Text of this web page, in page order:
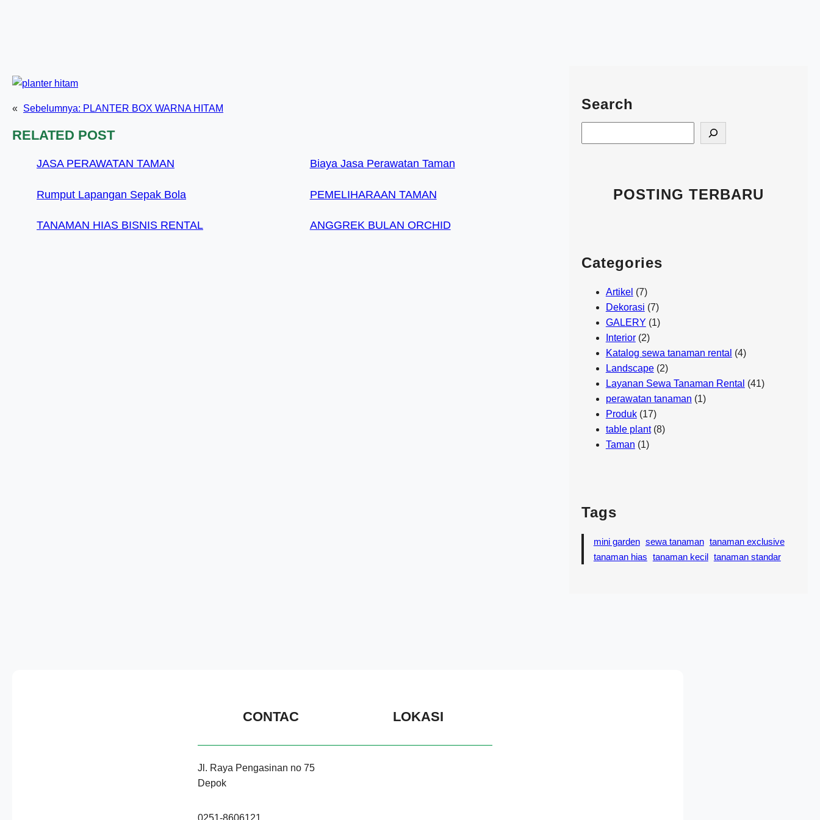
« Sebelumnya: PLANTER BOX WARNA HITAM
RELATED POST
JASA PERAWATAN TAMAN Biaya Jasa Perawatan Taman
Rumput Lapangan Sepak Bola PEMELIHARAAN TAMAN
TANAMAN HIAS BISNIS RENTAL ANGGREK BULAN ORCHID
Search
e
POSTING TERBARU
Categories
Artikel (7)
Dekorasi (7)
GALERY (1)
Interior(2)
Katalog sewa tanaman rental (4)
Landscape(2)
Layanan Sewa Tanaman Rental (41)
perawatan tanaman (1)
Produk(17)
table plant(8)
Taman (1)
Tags
mini garden sewa tanaman tanaman exclusive
tanaman hias
tanaman kecil tanaman standar
CONTAC
Jl. Raya Pengasinan no 75
Depok
LOKASI